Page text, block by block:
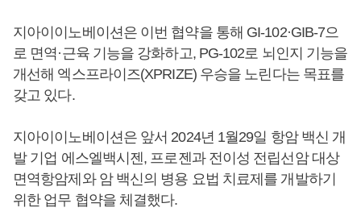
지아이이노베이션은 이번 협약을 통해 GI-102·GIB-7으
로 면역·근육 기능을 강화하고, PG-102로 뇌인지 기능을
개선해 엑스프라이즈(XPRIZE) 우승을 노린다는 목표를
갖고 있다.
지아이이노베이션은 앞서 2024년 1월29일 항암 백신 개
발 기업 에스엘백시젠, 프로젠과 전이성 전립선암 대상
면역항암제와 암 백신의 병용 요법 치료제를 개발하기
위한 업무 협약을 체결했다.